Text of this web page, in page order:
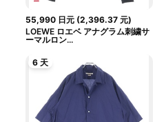
55,990 日元(2,396.37 元)
LOEWE ロエベ アナグラム刺繍サ
ーマルロン...
6 天